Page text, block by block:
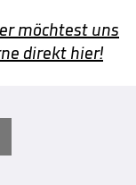
möchtest uns
direkt hier!